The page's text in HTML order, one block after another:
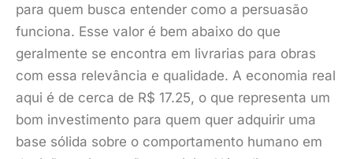
para quem busca entender como a persuasão
funciona. Esse valor é bem abaixo do que
geralmente se encontra em livrarias para obras
com essa relevância e qualidade. A economia real
aqui é de cerca de R$ 17.25, o que representa um
bom investimento para quem quer adquirir uma
base sólida sobre o comportamento humano em